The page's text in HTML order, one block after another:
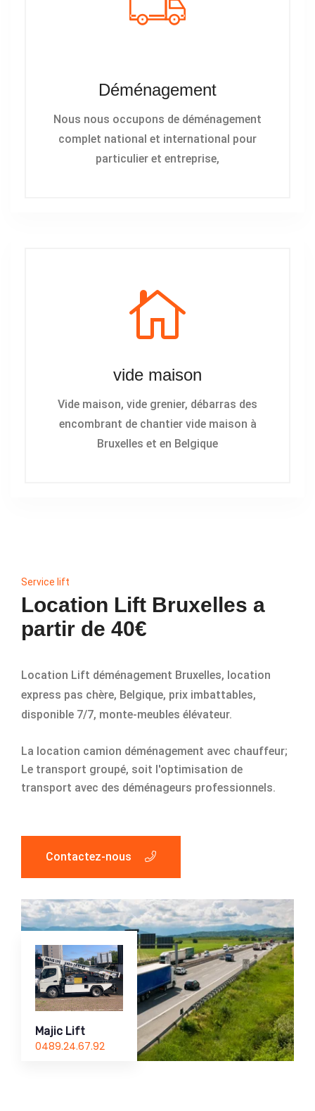
Déménagement
Nous nous occupons de déménagement
complet national et international pour
particulier et entreprise,
vide maison
Vide maison, vide grenier, débarras des
encombrant de chantier vide maison à
Bruxelles et en Belgique
Service lift
Location Lift Bruxelles a
partir de 40€
Location Lift déménagement Bruxelles, location
express pas chère, Belgique, prix imbattables,
disponible 7/7, monte-meubles élévateur.
La location camion déménagement avec chauffeur;
Le transport groupé, soit l'optimisation de
transport avec des déménageurs professionnels.
Contactez-nous
Majic Lift
0489.24.67.92